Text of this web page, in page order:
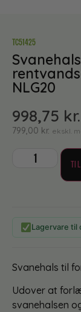
TC51425
NLG20
998,75 kr.
799,00 kr. ekskl.
Lagervare til
Svanehals til
Udover at
svanehalsen